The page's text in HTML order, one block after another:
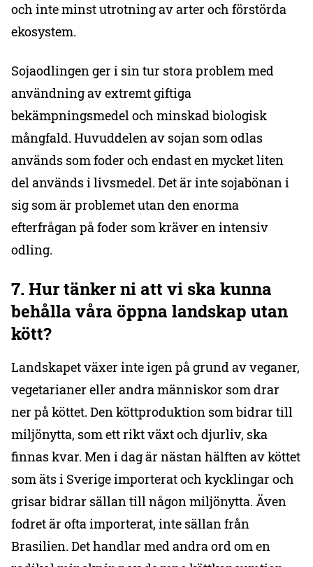
och inte minst utrotning av arter och förstörda
ekosystem.
Sojaodlingen ger i sin tur stora problem med
användning av extremt giftiga
bekämpningsmedel och minskad biologisk
mångfald. Huvuddelen av sojan som odlas
används som foder och endast en mycket liten
del används i livsmedel. Det är inte sojabönan i
sig som är problemet utan den enorma
efterfrågan på foder som kräver en intensiv
odling.
7. Hur tänkerni att vi ska kunna
behålla våra öppna landskap utan
kött?
Landskapet växer inte igen på grund av veganer,
vegetarianer eller andra människor som drar
ner på köttet. Den köttproduktion som bidrar till
miljönytta, som ett rikt växt och djurliv, ska
finnas kvar. Men i dag är nästan hälften av köttet
som äts i Sverige importerat och kycklingar och
grisar bidrar sällan till någon miljönytta. Även
fodret är ofta importerat, inte sällan från
Brasilien. Det handlar med andra ord om en